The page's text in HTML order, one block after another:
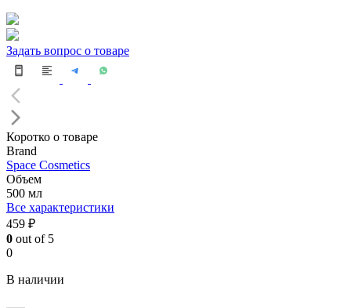
Задать вопрос о товаре
Коротко о товаре
Brand
Space Cosmetics
Объем
500 мл
Все характеристики
459 ₽
0 out of 5
0
В наличии